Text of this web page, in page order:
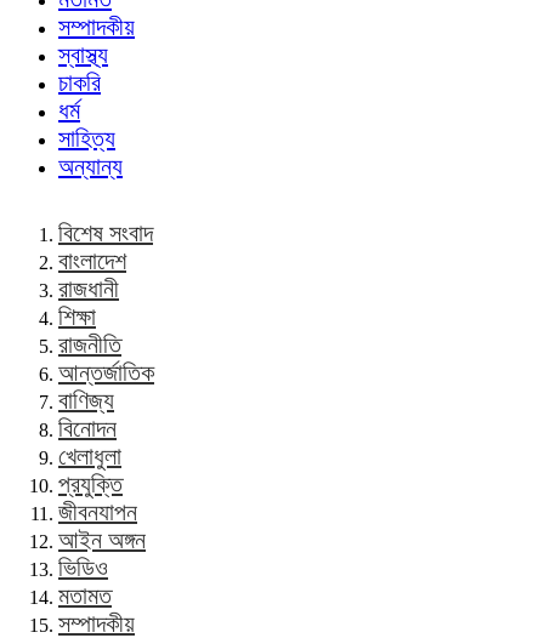
সম্পাদকীয়
স্বাস্থ্য
চাকরি
ধর্ম
সাহিত্য
অন্যান্য
বিশেষ সংবাদ
বাংলাদেশ
রাজধানী
শিক্ষা
রাজনীতি
আন্তর্জাতিক
বাণিজ্য
বিনোদন
খেলাধুলা
প্রযুক্তি
জীবনযাপন
আইন অঙ্গন
ভিডিও
মতামত
সম্পাদকীয়